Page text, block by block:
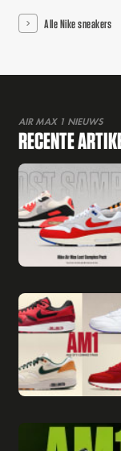
Alle Nike sneakers
AIR MAX 1 NIEUWS
RECENTE